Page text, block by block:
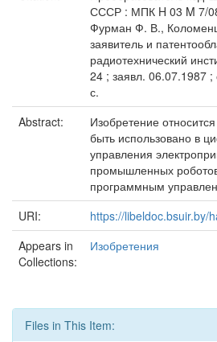
СССР : МПК H 03 M 7/
Фурман Ф. В.,
заявитель и
радиотехнический
24 ; заявл. 06.07.1987
с.
Abstract:
Изобретение
быть использовано в
управления
промышленных
программным
URI:
https://libeldoc.bsuir.by/
Appears in
Collections:
Изобретения
Files in This Item: